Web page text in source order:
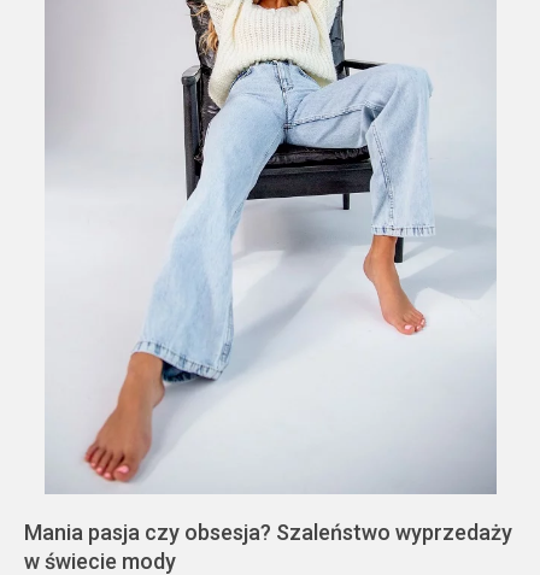
Mania pasja czy obsesja? Szaleństwo wyprzedaży
w świecie mody